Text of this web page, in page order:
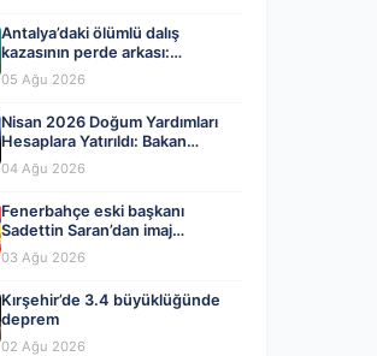
Antalya’daki ölümlü dalış
kazasının perde arkası:
Organizatörler ve yasal ihlaller
tartışılıyor
05 Ağu 2026
Nisan 2026 Doğum Yardımları
Hesaplara Yatırıldı: Bakan
Göktaş’tan Önemli Açıklama
04 Ağu 2026
Fenerbahçe eski başkanı
Sadettin Saran’dan imaj
değişikliği! İşte yeni tarzı…
03 Ağu 2026
Kırşehir’de 3.4 büyüklüğünde
deprem
02 Ağu 2026